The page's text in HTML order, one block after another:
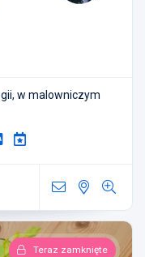
w malowniczym
Teraz zamknięte